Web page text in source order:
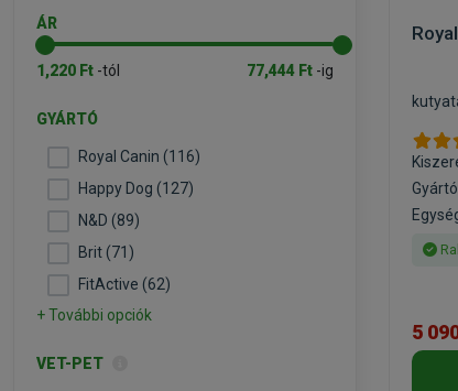
5
ÁR
1,220 Ft -tól 77,444 Ft -ig
GYÁRTÓ
Royal Canin (116)
Happy Dog (127)
N&D (89)
Brit (71)
FitActive (62)
+ További opciók
VET-PET